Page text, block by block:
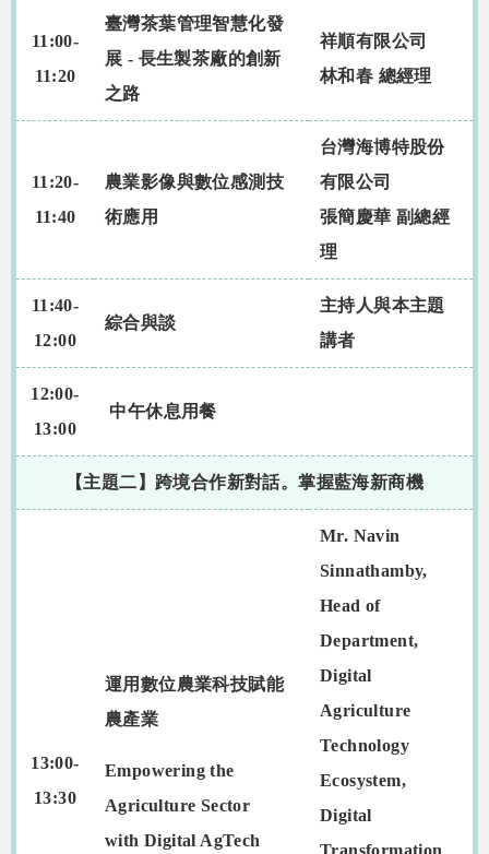
11:00-
11:20
臺灣茶葉管理智慧化發
展 - 長生製茶廠的創新
之路
祥順有限公司
林和春 總經理
11:20-
11:40
農業影像與數位感測技
術應用
台灣海博特股份
有限公司
張簡慶華 副總經
理
11:40-
12:00
綜合與談
主持人與本主題
講者
12:00-
13:00
中午休息用餐
【主題二】跨境合作新對話。掌握藍海新商機
13:00-
13:30
運用數位農業科技賦能
農產業
Empowering the
Agriculture Sector
with Digital AgTech
Mr. Navin
Sinnathamby,
Head of
Department,
Digital
Agriculture
Technology
Ecosystem,
Digital